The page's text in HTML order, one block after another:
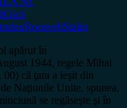
Gică
RoosveltStalin
apărut în
1944, regele Mihai
că ţara a ieşit din
Naţiunile Unite, spunea,
se regăseşte şi în